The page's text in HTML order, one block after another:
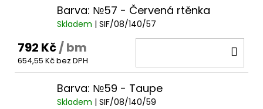
Barva: №57 - Červená rtěnka
Skladem | SIF/08/140/57
792 Kč/ bm
654,55 Kč bez DPH
Barva: №59 - Taupe
Skladem | SIF/08/140/59